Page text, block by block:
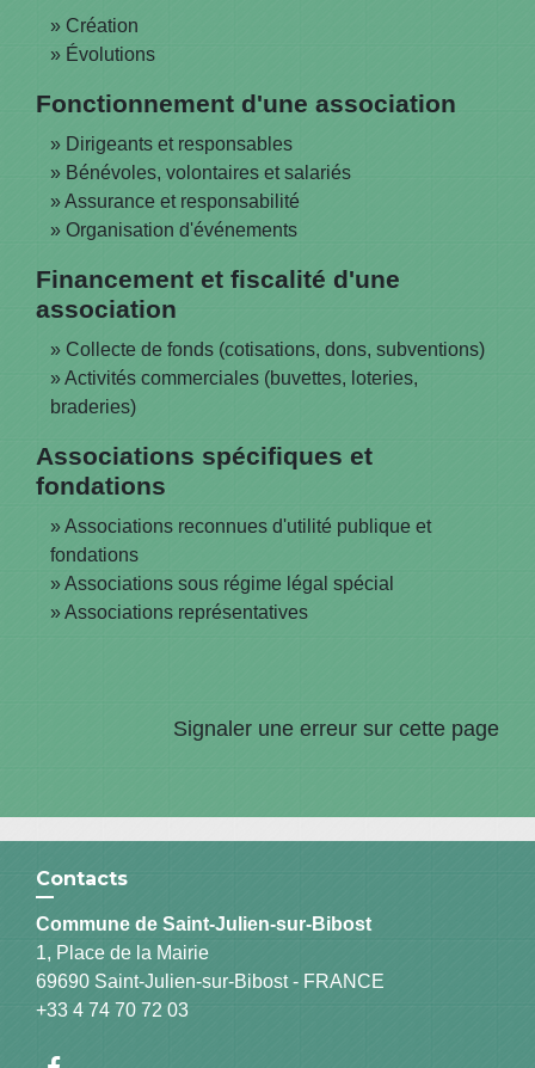
Création
Évolutions
Fonctionnement d'une association
Dirigeants et responsables
Bénévoles, volontaires et salariés
Assurance et responsabilité
Organisation d'événements
Financement et fiscalité d'une
association
Collecte de fonds (cotisations, dons, subventions)
Activités commerciales (buvettes, loteries,
braderies)
Associations spécifiques et
fondations
Associations reconnues d'utilité publique et
fondations
Associations sous régime légal spécial
Associations représentatives
Signaler une erreur sur cette page
Contacts
Commune de Saint-Julien-sur-Bibost
1, Place de la Mairie
69690 Saint-Julien-sur-Bibost - FRANCE
+33 4 74 70 72 03